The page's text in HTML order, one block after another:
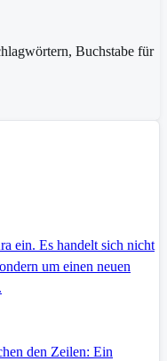
Buchstabe für
ein. Es handelt sich nicht
um einen neuen
den Zeilen: Ein